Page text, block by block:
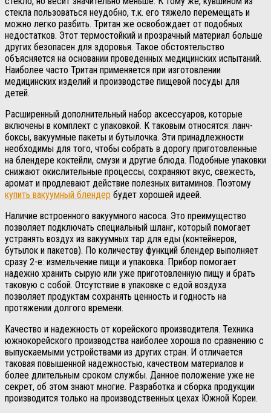
стекла пользоваться неудобно, т.к. его тяжело перемещать и
можно легко разбить. Тритан же освобождает от подобных
недостатков. Этот термостойкий и прозрачный материал больше
других безопасен для здоровья. Такое обстоятельство
объясняется на основании проведенных медицинских испытаний.
Наиболее часто Тритан применяется при изготовлении
медицинских изделий и производстве пищевой посуды для
детей.
Расширенный дополнительный набор аксессуаров, которые
включены в комплект с упаковкой. К таковым относятся: ланч-
боксы, вакуумные пакеты и бутылочка. Эти принадлежности
необходимы для того, чтобы собрать в дорогу приготовленные
на блендере коктейли, смузи и другие блюда. Подобные упаковки
снижают окислительные процессы, сохраняют вкус, свежесть,
аромат и продлевают действие полезных витаминов. Поэтому
купить вакуумный блендер будет хорошей идеей.
Наличие встроенного вакуумного насоса. Это преимущество
позволяет подключать специальный шланг, который помогает
устранять воздух из вакуумных тар для еды (контейнеров,
бутылок и пакетов). По количеству функций блендер выполняет
сразу 2-е: измельчение пищи и упаковка. Прибор помогает
надежно хранить сырую или уже приготовленную пищу и брать
таковую с собой. Отсутствие в упаковке с едой воздуха
позволяет продуктам сохранять ценность и годность на
протяжении долгого времени.
Качество и надежность от корейского производителя. Техника
южнокорейского производства наиболее хороша по сравнению с
выпускаемыми устройствами из других стран. И отличается
таковая повышенной надежностью, качеством материалов и
более длительным сроком службы. Данное положение уже не
секрет, об этом знают многие. Разработка и сборка продукции
производится только на производственных цехах Южной Кореи.